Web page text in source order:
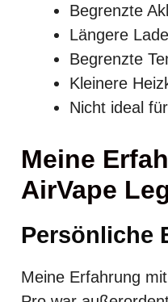
Begrenzte
Längere
Begrenzte
Kleinere
Nicht ideal
Meine
AirVape
Persönliche
Meine Erfahrung